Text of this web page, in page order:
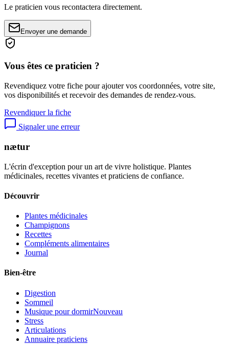
Le praticien vous recontactera directement.
Envoyer une demande
Vous êtes ce praticien ?
Revendiquez votre fiche pour ajouter vos coordonnées, votre site,
vos disponibilités et recevoir des demandes de rendez-vous.
Revendiquer la fiche
Signaler une erreur
nætur
L'écrin d'exception pour un art de vivre holistique. Plantes
médicinales, recettes vivantes et praticiens de confiance.
Découvrir
Plantes médicinales
Champignons
Recettes
Compléments alimentaires
Journal
Bien-être
Digestion
Sommeil
Musique pour dormirNouveau
Stress
Articulations
Annuaire praticiens